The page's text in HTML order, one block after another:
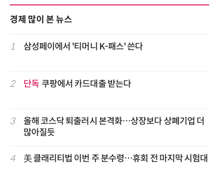
경제 많이 본 뉴스
1 삼성페이에서 '티머니 K-패스' 쓴다
2 단독 쿠팡에서 카드대출 받는다
3
올해 코스닥 퇴출러시 본격화…상장보다 상폐기업 더
많아질듯
4 美 클래리티법 이번 주 분수령…휴회 전 마지막 시험대